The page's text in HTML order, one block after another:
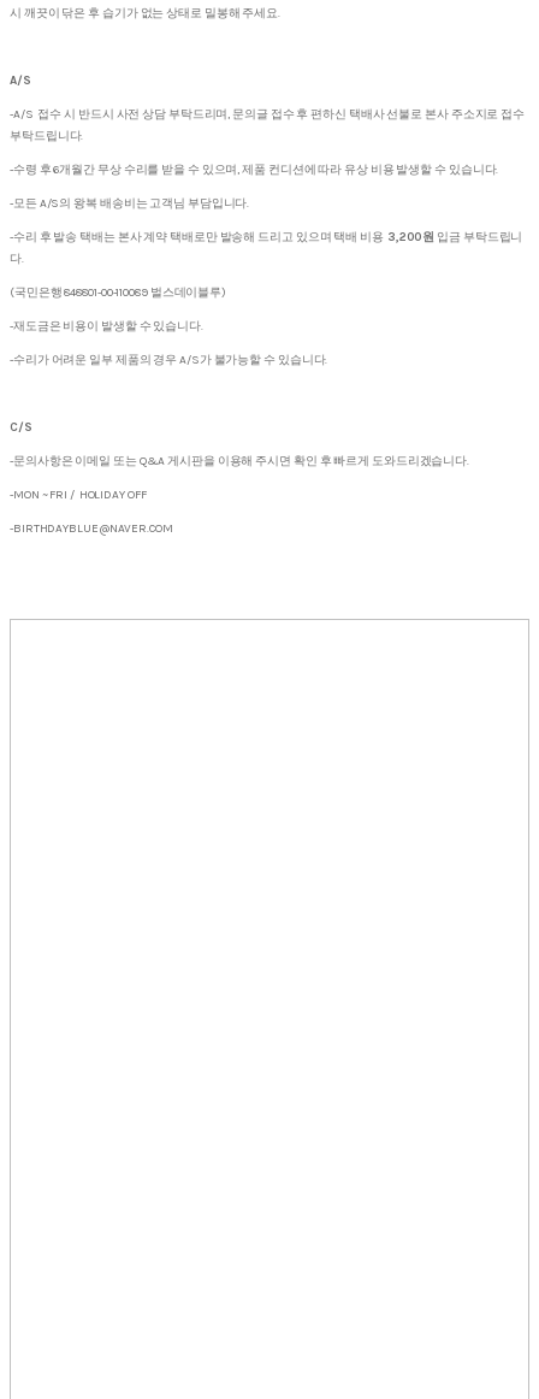
시 깨끗이 닦은 후 습기가 없는 상태로 밀봉해 주세요.
A/S
-A/S 접수 시 반드시 사전 상담 부탁드리며, 문의글 접수 후 편하신 택배사 선불로 본사 주소지로 접수
부탁드립니다.
-수령 후 6개월간 무상 수리를 받을 수 있으며, 제품 컨디션에 따라 유상 비용 발생할 수 있습니다.
-모든 A/S의 왕복 배송비는 고객님 부담입니다.
-수리 후 발송 택배는 본사 계약 택배로만 발송해 드리고 있으며 택배 비용3,200원 입금 부탁드립니
다.
(국민은행 848801-00-110089 벌스데이블루)
-재도금은 비용이 발생할 수 있습니다.
-수리가 어려운 일부 제품의 경우 A/S가 불가능할 수 있습니다.
C/S
-문의사항은 이메일 또는 Q&A 게시판을 이용해 주시면 확인 후 빠르게 도와드리겠습니다.
-MON ~ FRI / HOLIDAY OFF
-BIRTHDAYBLUE@NAVER.COM